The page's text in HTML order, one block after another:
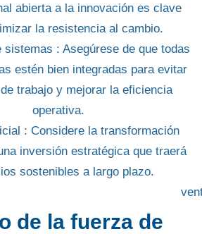
abierta a la innovación es clave
la resistencia al cambio.
sistemas : Asegúrese de que todas
estén bien integradas para evitar
trabajo y mejorar la eficiencia
operativa.
: Considere la transformación
inversión estratégica que traerá
sostenibles a largo plazo.
de la fuerza de